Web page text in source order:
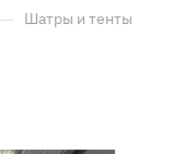
— Шатры и тенты